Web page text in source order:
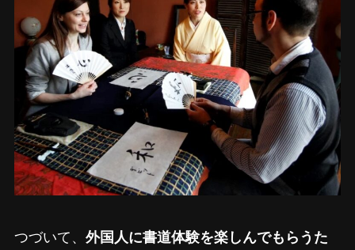
つづいて、 外国人に書道体験を楽しんでもらうた